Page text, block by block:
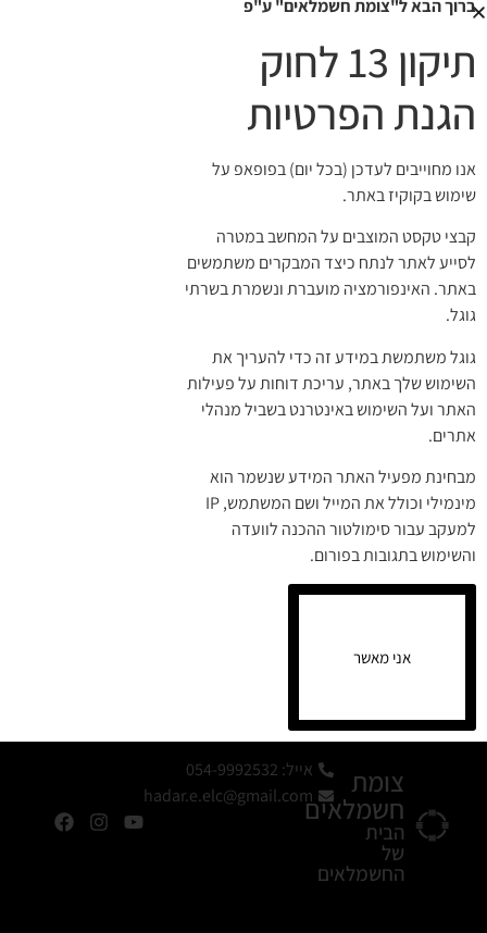
צומת
חשמלאים
הבית
של
החשמלאים
אייל: 054-9992532
hadar.e.elc@gmail.com
ברוך הבא ל"צומת חשמלאים" ע"פ
תיקון 13 לחוק
הגנת הפרטיות
אנו מחוייבים לעדכן (בכל יום) בפופאפ על
שימוש בקוקיז באתר.
קבצי טקסט המוצבים על המחשב במטרה
לסייע לאתר לנתח כיצד המבקרים משתמשים
באתר. האינפורמציה מועברת ונשמרת בשרתי
גוגל.
גוגל משתמשת במידע זה כדי להעריך את
השימוש שלך באתר, עריכת דוחות על פעילות
האתר ועל השימוש באינטרנט בשביל מנהלי
אתרים.
מבחינת מפעיל האתר המידע שנשמר הוא
מינמילי וכולל את המייל ושם המשתמש, IP
למעקב עבור סימולטור ההכנה לוועדה
והשימוש בתגובות בפורום.
אני מאשר